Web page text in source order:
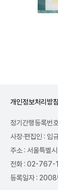
개인정보처리방침
정기간행등록번
사장·편집인 : 임
주소 : 서울특별
전화 : 02-767-
등록일자 :